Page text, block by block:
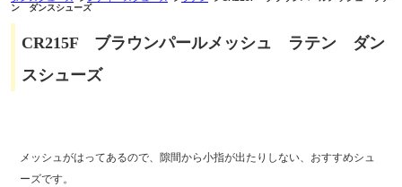
ン ダンスシューズ
CR215F ブラウンパールメッシュ ラテン ダン
スシューズ
メッシュがはってあるので、隙間から小指が出たりしない、おすすめシュ
ーズです。